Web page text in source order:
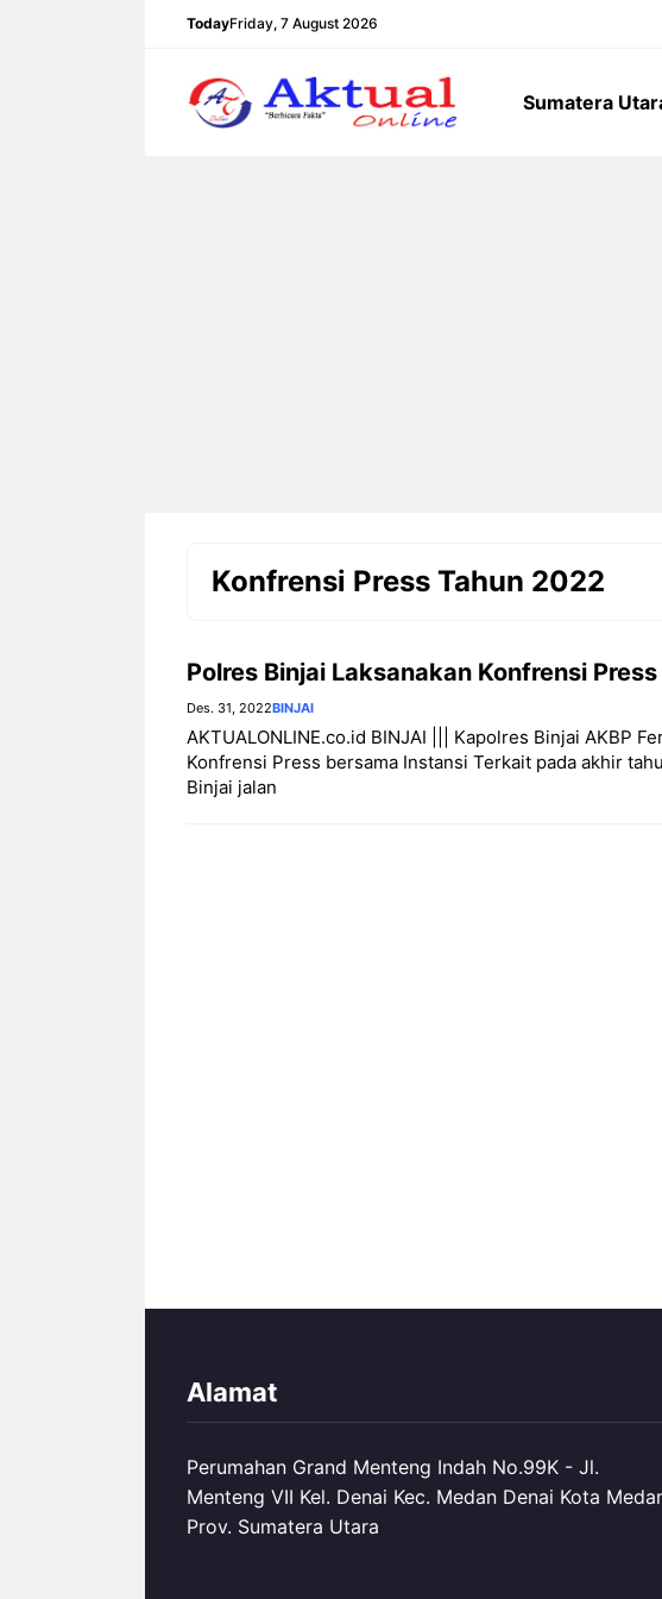
TodayFriday, 7 August 2026
Sumatera
Konfrensi Press Tahun 2022
Polres Binjai Laksanakan Konfrensi
Des. 31, 2022BINJAI
AKTUALONLINE.co.id BINJAI ||| Kapolres Binjai AKBP
Konfrensi Press bersama Instansi Terkait pada akhir
Binjai jalan
Alamat
Perumahan Grand Menteng Indah No.99K - Jl.
Menteng VII Kel. Denai Kec. Medan Denai Kota
Prov. Sumatera Utara